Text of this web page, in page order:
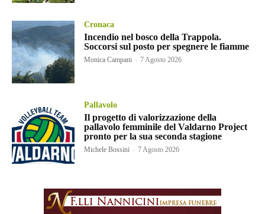
Cronaca
Incendio nel bosco della Trappola.
Soccorsi sul posto per spegnere le fiamme
Monica Campani - 7 Agosto 2026
Pallavolo
Il progetto di valorizzazione della
pallavolo femminile del Valdarno Project
pronto per la sua seconda stagione
Michele Bossini - 7 Agosto 2026